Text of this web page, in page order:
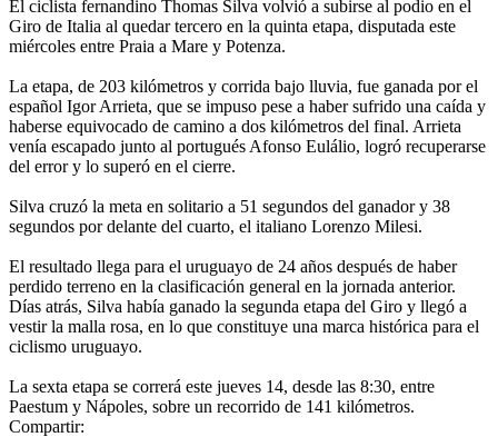
El ciclista fernandino Thomas Silva volvió a subirse al podio en el
Giro de Italia al quedar tercero en la quinta etapa, disputada este
miércoles entre Praia a Mare y Potenza.
La etapa, de 203 kilómetros y corrida bajo lluvia, fue ganada por el
español Igor Arrieta, que se impuso pese a haber sufrido una caída y
haberse equivocado de camino a dos kilómetros del final. Arrieta
venía escapado junto al portugués Afonso Eulálio, logró recuperarse
del error y lo superó en el cierre.
Silva cruzó la meta en solitario a 51 segundos del ganador y 38
segundos por delante del cuarto, el italiano Lorenzo Milesi.
El resultado llega para el uruguayo de 24 años después de haber
perdido terreno en la clasificación general en la jornada anterior.
Días atrás, Silva había ganado la segunda etapa del Giro y llegó a
vestir la malla rosa, en lo que constituye una marca histórica para el
ciclismo uruguayo.
La sexta etapa se correrá este jueves 14, desde las 8:30, entre
Paestum y Nápoles, sobre un recorrido de 141 kilómetros.
Compartir: